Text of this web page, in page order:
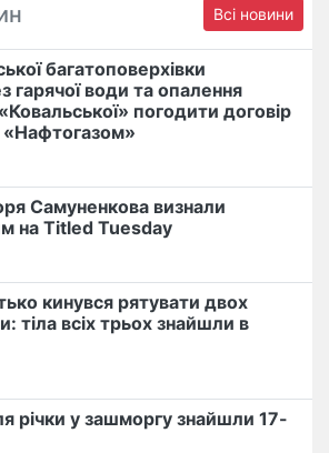
Всі новини
багатоповерхівки
гарячої води та опалення
погодити договір
«Нафтогазом»
Самуненкова визнали
на Titled Tuesday
кинувся рятувати двох
тіла всіх трьох знайшли в
річки у зашморгу знайшли 17-